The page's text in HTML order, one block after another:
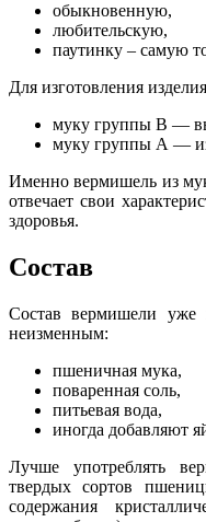
обыкновенную,
любительскую,
паутинку – самую
Для изготовления
муку группы В —
муку группы А —
Именно вермишель из
отвечает свои
здоровья.
Состав
Состав вермишели уже
неизменным:
пшеничная мука,
поваренная соль,
питьевая вода,
иногда добавляют
Лучше употреблять
твердых сортов
содержания